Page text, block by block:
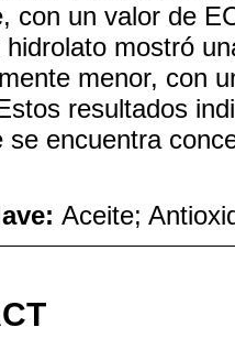
con un valor de
mostró
menor, con
resultados
se encuentra
Aceite;